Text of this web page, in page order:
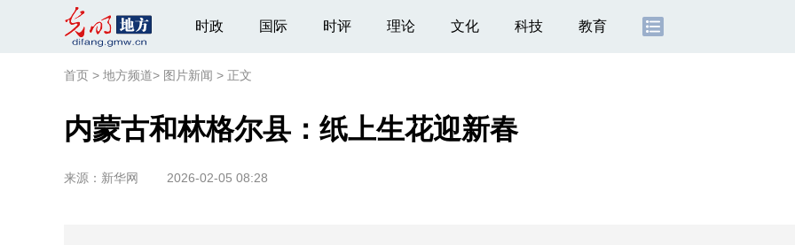
时政 国际 时评 理论 文化 科技 教育
首页 > 地方频道> 图片新闻 > 正文
内蒙古和林格尔县：纸上生花迎新春
来源： 新华网 2026-02-05 08:28